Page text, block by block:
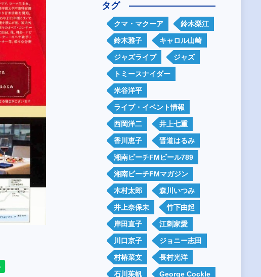
タグ
クマ・マクーア 鈴木梨江
鈴木雅子 キャロル山崎
ジャズライブ ジャズ
トミースナイダー
米谷洋平
ライブ・イベント情報
西岡洋二 井上七重
香川恵子 晋道はるみ
湘南ビーチFMビール789
湘南ビーチFMマガジン
木村太郎 森川いつみ
井上奈保未 竹下由起
岸田直子 江刺家愛
川口京子 ジョニー志田
村椿菜文 長村光洋
石川茱帆 George Cockle